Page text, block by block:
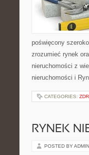
poświęcony
zrozumieć rynek
nieruchomości z
nieruchomości i
CATEGORIES:
RYNEK
POSTED BY ADMIN